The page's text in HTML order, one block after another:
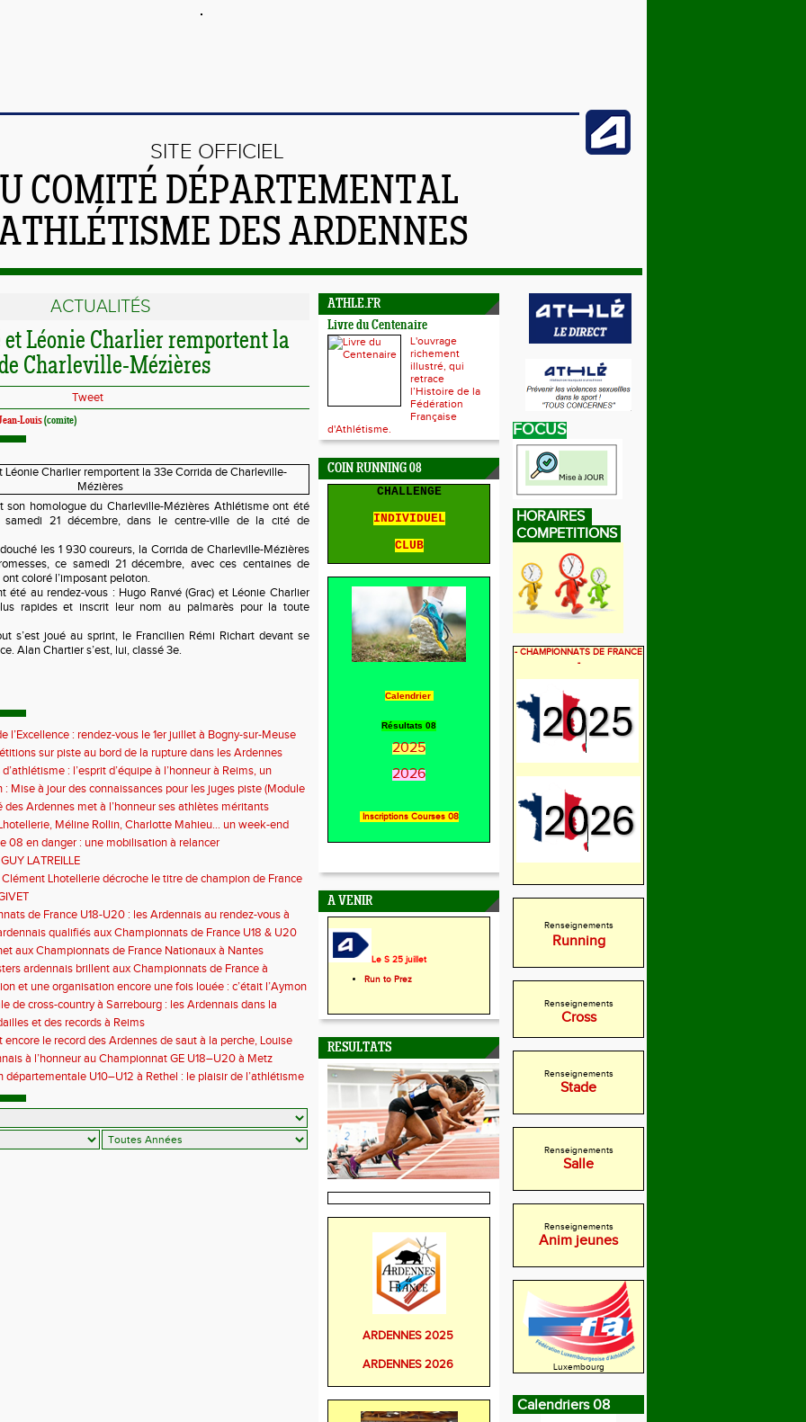
SITE OFFICIEL
COMITÉ DÉPARTEMENTAL
DES ARDENNES
ACTUALITÉS
et Léonie Charlier remportent la
Charleville-Mézières
Tweet
Louis(comite)
son homologue du Charleville-Mézières Athlétisme ont été
21 décembre, dans le centre-ville de la cité de
les 1 930 coureurs, la Corrida de Charleville-Mézières
ce samedi 21 décembre, avec ces centaines de
coloré l’imposant peloton.
été au rendez-vous : Hugo Ranvé (Grac) et Léonie Charlier
rapides et inscrit leur nom au palmarès pour la toute
s’est joué au sprint, le Francilien Rémi Richart devant se
Alan Chartier s’est, lui, classé 3e.
l’Excellence : rendez-vous le 1er juillet à Bogny-sur-Meuse
sur piste au bord de la rupture dans les Ardennes
: l’esprit d’équipe à l’honneur à Reims, un
la sédentarité des jeunes
: Mise à jour des connaissances pour les juges piste (Module
des Ardennes met à l’honneur ses athlètes méritants
Méline Rollin, Charlotte Mahieu… un week-end
les coureurs ardennais
08 en danger : une mobilisation à relancer
LATREILLE
Lhotellerie décroche le titre de champion de France
country
de France U18-U20 : les Ardennais au rendez-vous à
qualifiés aux Championnats de France U18 & U20
aux Championnats de France Nationaux à Nantes
ardennais brillent aux Championnats de France à
et une organisation encore une fois louée : c’était l’Aymon
de cross-country à Sarrebourg : les Ardennais dans la
la fête !et des records à Reims
encore le record des Ardennes de saut à la perche, Louise
championnats de France
à l’honneur au Championnat GE U18–U20 à Metz
départementale U10–U12 à Rethel : le plaisir de l’athlétisme
ATHLE.FR
Livre du Centenaire
L'ouvrage
richement
illustré, qui
retrace
l’Histoire de la
Fédération
Française
d'Athlétisme.
COIN RUNNING 08
CHALLENGE
INDIVIDUEL
CLUB
Calendrier
Résultats 08
2025
2026
Inscriptions Courses 08
A VENIR
Le S 25 juillet
Run to Prez
RESULTATS
ARDENNES 2025
ARDENNES 2026
FOCUS
HORAIRES
COMPETITIONS
- CHAMPIONNATS DE FRANCE
-
Renseignements
Running
Renseignements
Cross
Renseignements
Stade
Renseignements
Salle
Renseignements
Anim jeunes
Luxembourg
Calendriers 08